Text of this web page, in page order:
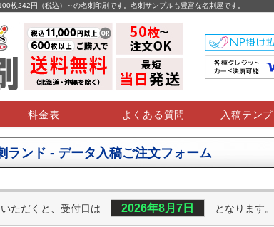
枚242円（税込）～の名刺印刷です。名刺サンプルも豊富な名刺屋です。
料金表 よくある質問 入稿テン
ランド - データ入稿ご注文フォーム
ただくと、受付日は 2026年8月7日 となります。